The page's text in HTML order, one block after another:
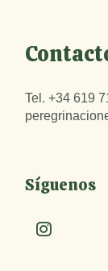
Tel.+34 619
Síguenos